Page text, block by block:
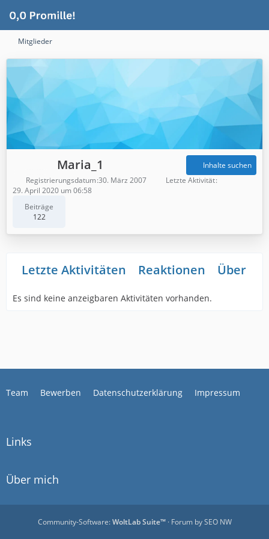
Mitglieder
Maria_1
Beiträge
122
Inhalte suchen
Registrierungsdatum 30. März 2007
Letzte Aktivität
29. April 2020 um 06:58
Letzte Aktivitäten Reaktionen Über
Es sind keine anzeigbaren Aktivitäten vorhanden.
Team Bewerben Datenschutzerklärung Impressum
Links
Über mich
Community-Software:WoltLab Suite™· Forum bySEO NW